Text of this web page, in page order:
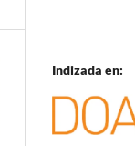
Indizada en: